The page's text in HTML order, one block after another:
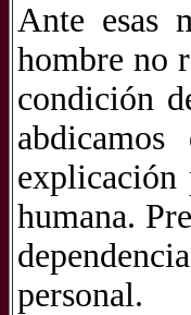
Ante esas
hombre no
condición
explicación
humana.
personal.